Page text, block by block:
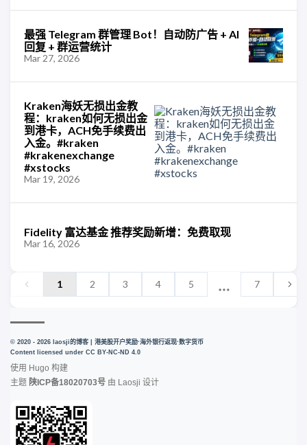
最强 Telegram 群管理 Bot！自动防广告 + AI
回复 + 群运营统计
Mar 27, 2026
Kraken海妖无损出金教
程：kraken如何无损出金
到港卡，ACH免手续费出
入金。#kraken
#krakenexchange
#xstocks
Mar 19, 2026
Fidelity 富达基金 推荐奖励新增：免费取现
Mar 16, 2026
1 2 3 4 5 7
© 2020 - 2026 laosji的博客 | 港美股开户奖励·海外银行返现·数字货币
Content licensed under CC BY-NC-ND 4.0
使用 Hugo 构建
主题 陕ICP备18020703号 由 Laosji 设计